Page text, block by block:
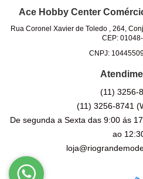
Ace Hobby Center
Rua Coronel Xavier de Toledo , 264,
CEP:
CNPJ:
(11) 3256-
(11) 3256-8741
De segunda a Sexta das 9:00 ás
ao